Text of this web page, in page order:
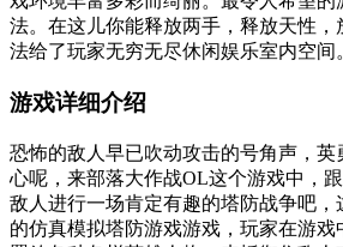
法。在这儿你能释放两手，释放天性
法给了玩家无穷无尽休闲娱乐室内空间
游戏详细介绍
恐怖的敌人早已吹动攻击的号角声，英
心呢，来部落大作战OL这个游戏中，
敌人进行一场肯定有趣的塔防战争吧，
的仿真模拟塔防游戏游戏，玩家在游